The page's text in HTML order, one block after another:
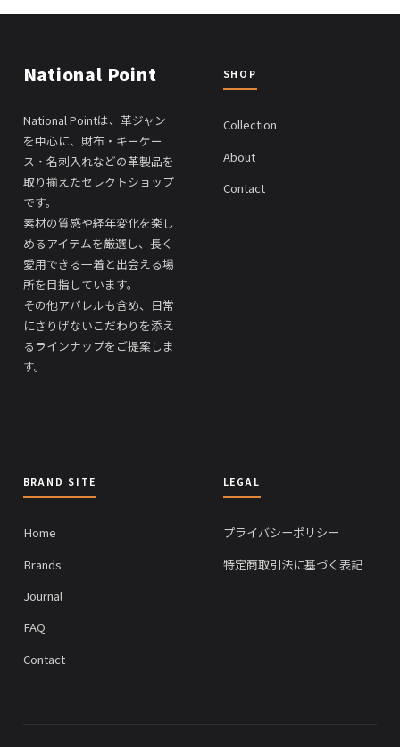
National Point
National Pointは、革ジャン
を中心に、財布・キーケー
ス・名刺入れなどの革製品を
取り揃えたセレクトショップ
です。
素材の質感や経年変化を楽し
めるアイテムを厳選し、長く
愛用できる一着と出会える場
所を目指しています。
その他アパレルも含め、日常
にさりげないこだわりを添え
るラインナップをご提案しま
す。
SHOP
Collection
About
Contact
BRAND SITE
Home
Brands
Journal
FAQ
Contact
LEGAL
プライバシーポリシー
特定商取引法に基づく表記